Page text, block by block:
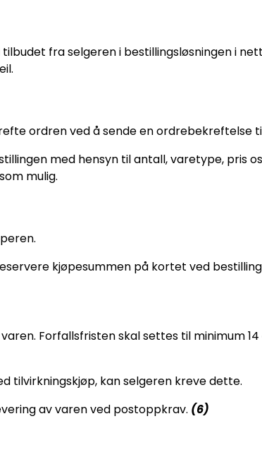
fra selgeren i bestillingsløsningen i
ordren ved å sende en ordrebekreftelse
med hensyn til antall, varetype, pris
mulig.
kjøpesummen på kortet ved
Forfallsfristen skal settes til minimum
tilvirkningskjøp, kan selgeren kreve dette.
av varen ved postoppkrav. (6)